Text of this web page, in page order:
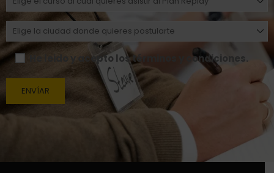
He leido y acepto los términos y condiciones.